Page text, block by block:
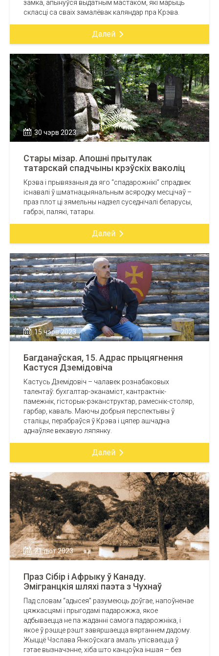
замка, апынуўся выдатным мастаком, які марыць
скласці са сваіх замалёвак каляндар пра Крэва.
Далей
30 чэрв 2023
Стары мізар. Апошні прытулак
татарскай спадчыны крэўскіх ваколіц
Крэва і прывязаныя да яго “спадарожнікі” спрадвек
існавалі ў шматнацыянальным асяродку месцічаў –
праз плот ці зямельны надзел суседнічалі беларусы,
габрэі, палякі, татары.
Далей
15 чэрв 2023
Багданаўская, 15. Адрас прыцягнення
Кастуся Дземідовіча
Кастусь Дземідовіч – чалавек рознабаковых
талентаў: бухгалтар-эканаміст, кантрактнік-
памежнік, гісторык-рэканструктар, рамеснік-столяр,
гарбар, каваль. Маючы добрыя перспектывы ў
сталіцы, перабраўся ў Крэва і цяпер ашчадна
аднаўляе векавую ляпянку.
Далей
21 лют 2023
Праз Сібір і Афрыку ў Канаду.
Эмігранцкія шляхі паэта з Чухнаў
Пад словам “адысея” разумеюць доўгае, напоўненае
цяжкасцямі і прыгодамі падарожжа, якое
адбываецца не па жаданні самога падарожніка, і
якое ў рэшце рэшт завяршаецца вяртаннем дадому.
Жыццё Чэслава Янкоўскага амаль упісваецца ў
гэтае вызначэнне, хіба што канцоўка іншая – без